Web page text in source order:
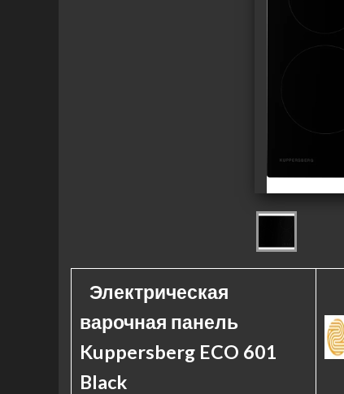
Электрическая
варочная панель
Kuppersberg ECO 601
Black